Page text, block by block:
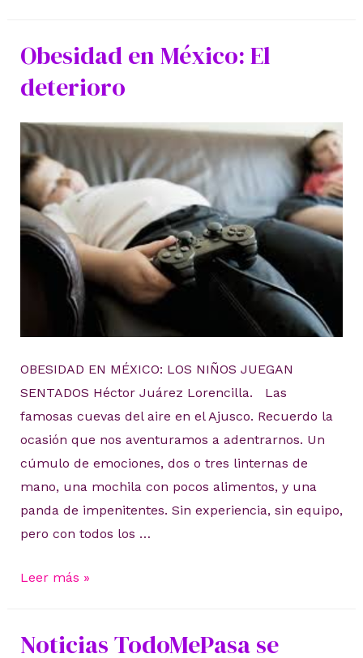
Obesidad en México: El
deterioro
OBESIDAD EN MÉXICO: LOS NIÑOS JUEGAN
SENTADOS Héctor Juárez Lorencilla. Las
famosas cuevas del aire en el Ajusco. Recuerdo la
ocasión que nos aventuramos a adentrarnos. Un
cúmulo de emociones, dos o tres linternas de
mano, una mochila con pocos alimentos, y una
panda de impenitentes. Sin experiencia, sin equipo,
pero con todos los …
Obesidad
El
Leer más »
Noticias TodoMePasa se